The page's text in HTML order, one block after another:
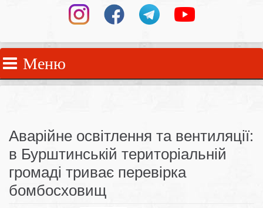
Меню
Аварійне освітлення та вентиляції:
в Бурштинській територіальній
громаді триває перевірка
бомбосховищ